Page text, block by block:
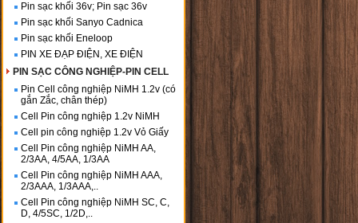
Pin sạc khối 36v; Pin sạc 36v
Pin sạc khối Sanyo Cadnica
Pin sạc khối Eneloop
PIN XE ĐẠP ĐIỆN, XE ĐIỆN
PIN SẠC CÔNG NGHIỆP-PIN CELL
Pin Cell công nghiệp NiMH 1.2v (có
gắn Zắc, chân thép)
Cell Pin công nghiệp 1.2v NiMH
Cell pin công nghiệp 1.2v Vỏ Giấy
Cell Pin công nghiệp NiMH AA,
2/3AA, 4/5AA, 1/3AA
Cell Pin công nghiệp NiMH AAA,
2/3AAA, 1/3AAA,..
Cell Pin công nghiệp NiMH SC, C,
D, 4/5SC, 1/2D,..